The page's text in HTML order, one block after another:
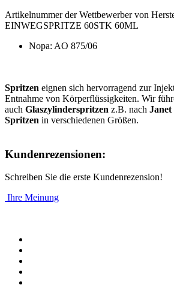
Artikelnummer der Wettbewerber von
EINWEGSPRITZE 60STK 60ML
Nopa: AO 875/06
Spritzen eignen sich hervorragend zur
Entnahme von Körperflüssigkeiten. Wir
auch Glaszylinderspritzen z.B. nach Janet
Spritzen in verschiedenen Größen.
Kundenrezensionen:
Schreiben Sie die erste Kundenrezension!
Ihre Meinung